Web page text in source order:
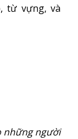
từ vựng, và
những người